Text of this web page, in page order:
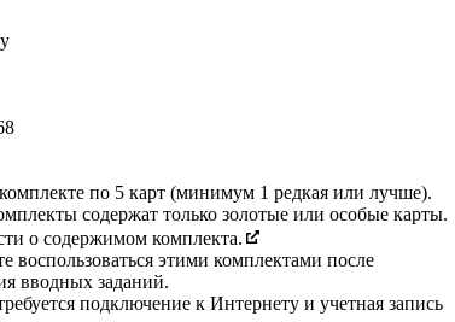
по 5 карт (минимум 1 редкая или лучше).
содержат только золотые или особые карты.
о содержимом комплекта.
воспользоваться этими комплектами после
вводных заданий.
подключение к Интернету и учетная запись